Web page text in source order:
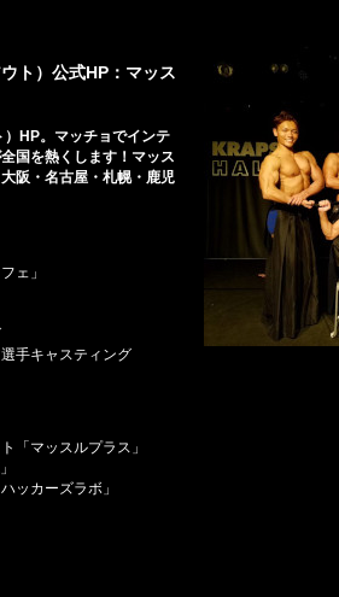
ト）公式HP：マッス
HP。マッチョでインテ
国を熱くします！マッス
阪・名古屋・札幌・鹿児
ェ」
手キャスティング
「マッスルプラス」
ッカーズラボ」